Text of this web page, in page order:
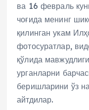
ва 16 февраль
чоғида менинг
қилинган укам
фотосуратлар,
қўлида
урганларни
беришларини ўз
айтдилар.